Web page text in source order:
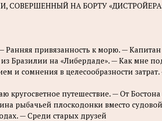
СОВЕРШЕННЫЙ НА БОРТУ
Ранняя привязанность к морю. —
Бразилии на «Либердаде». — Как мне
и сомнения в целесообразности
кругосветное путешествие. — От
рыбачьей плоскодонки вместо
— Среди старых друзей